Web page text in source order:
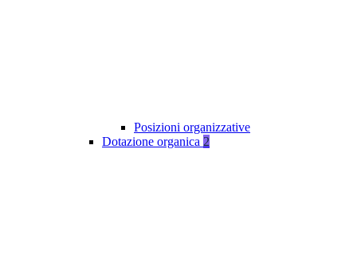
Posizioni organizzative
Dotazione organica 2